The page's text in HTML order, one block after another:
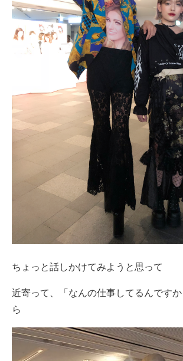
ちょっと話しかけてみようと思って
近寄って、「なんの仕事してるんです
ら